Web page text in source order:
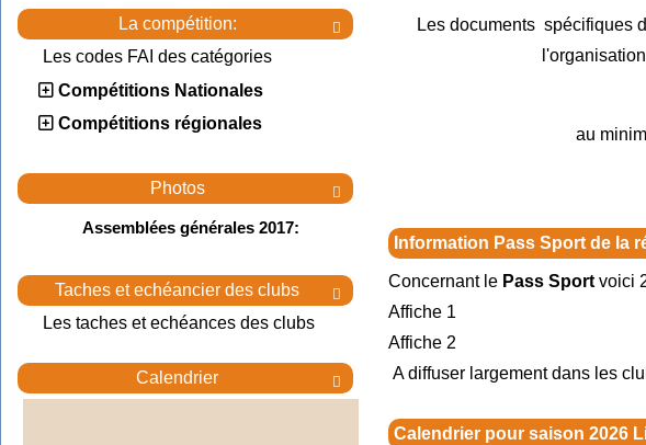

La compétition:
Les codes FAI des catégories
Compétitions Nationales
Compétitions régionales

Photos
Assemblées générales 2017:

Taches et echéancier des clubs
Les taches et echéances des clubs

Calendrier
Les documents spécifiques
au
Information Pass Sport de la
Concernant le Pass Sport voici
Affiche 1
Affiche 2
A diffuser largement dans les
Calendrier pour saison 2026